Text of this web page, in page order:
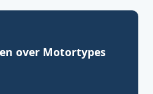
over Motortypes